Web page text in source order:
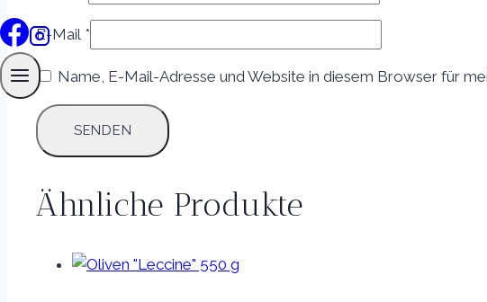
E-Mail *
Name, E-Mail-Adresse und Website in diesem Browser für
Ähnliche Produkte